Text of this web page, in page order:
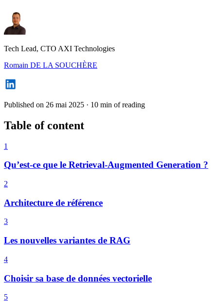
Tech Lead, CTO AXI Technologies
Romain DE LA SOUCHÈRE
Published on 26 mai 2025 · 10 min of reading
Table of content
1
Qu’est-ce que le Retrieval-Augmented Generation ?
2
Architecture de référence
3
Les nouvelles variantes de RAG
4
Choisir sa base de données vectorielle
5